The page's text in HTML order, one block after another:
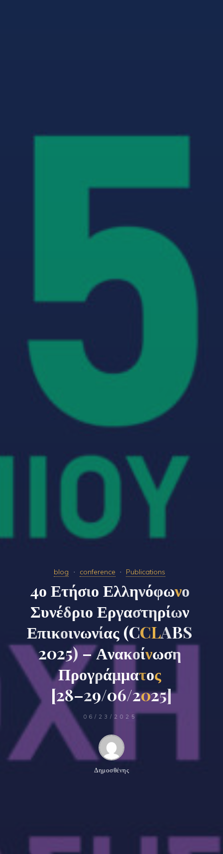
blog conference Publications
4ο Ετήσιο Ελληνόφωνο
Συνέδριο Εργαστηρίων
Επικοινωνίας (CCLABS
2025)–Ανακοίνωση
Προγράμματος
[28–29/06/2025]
06/23/2025
Δημοσθένης